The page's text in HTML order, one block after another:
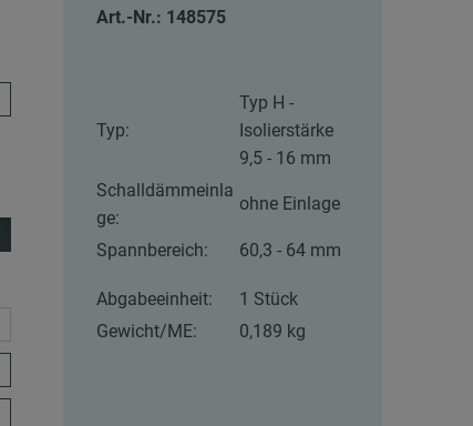
Art.-Nr.: 148575
Typ:
Typ H -
Isolierstärke
9,5 - 16 mm
Schalldämmeinla
ge:
ohne Einlage
Spannbereich: 60,3 - 64 mm
Abgabeeinheit:
1 Stück
Gewicht/ME:
0,189 kg